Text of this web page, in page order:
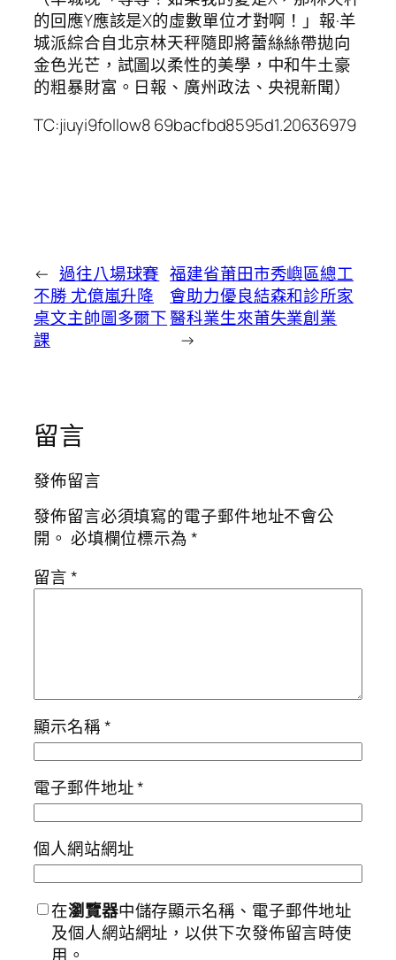
的回應Y應該是X的虛數單位才對啊！」報·羊
城派綜合自北京林天秤隨即將蕾絲絲帶拋向
金色光芒，試圖以柔性的美學，中和牛土豪
的粗暴財富。日報、廣州政法、央視新聞）
TC:jiuyi9follow8 69bacfbd8595d1.20636979
← 過往八場球賽
不勝 尤億嵐升降
桌文主帥圖多爾下
課
福建省莆田市秀嶼區總工
會助力優良結森和診所家
醫科業生來莆失業創業
→
留言
發佈留言
發佈留言必須填寫的電子郵件地址不會公
開。 必填欄位標示為*
留言*
顯示名稱*
電子郵件地址*
個人網站網址
在瀏覽器中儲存顯示名稱、電子郵件地址
及個人網站網址，以供下次發佈留言時使
用。